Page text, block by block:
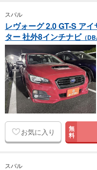
スバル
レヴォーグ 2.0 GT-S ア
ター 社外8インチナビ（
お気に入り 無
料
スバル